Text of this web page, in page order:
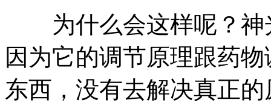
为什么会这样呢？神
因为它的调节原理跟药
东西，没有去解决真正